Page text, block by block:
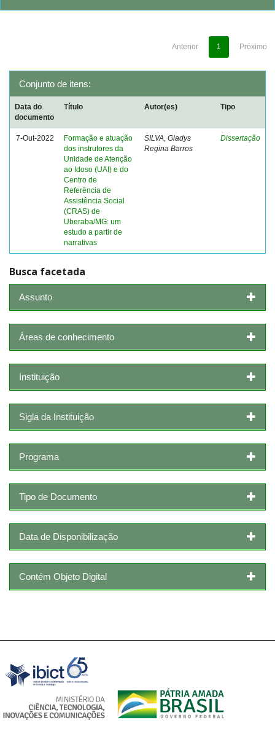
Anterior 1 Próximo
Conjunto de itens:
Data do
documento
Título Autor(es) Tipo
7-Out-2022
Formação e atuação
dos instrutores da
Unidade de Atenção
ao Idoso (UAI) e do
Centro de
Referência de
Assistência Social
(CRAS) de
Uberaba/MG: um
estudo a partir de
narrativas
SILVA, Gladys
Regina Barros
Dissertação
Busca facetada
Assunto
Áreas de conhecimento
Instituição
Sigla da Instituição
Programa
Tipo de Documento
Data de Disponibilização
Contém Objeto Digital